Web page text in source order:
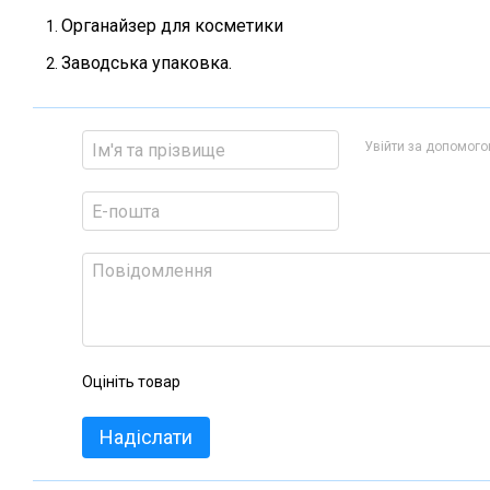
Органайзер для косметики
Заводська упаковка.
Увійти за
Оцініть товар
Надіслати